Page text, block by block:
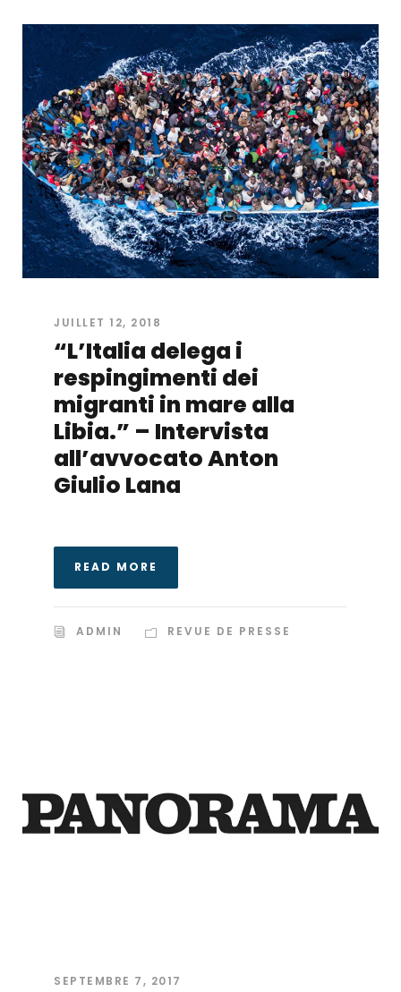
JUILLET 12, 2018
“L’Italia delega i
respingimenti dei
migranti in mare alla
Libia.” – Intervista
all’avvocato Anton
Giulio Lana
READ MORE
ADMIN REVUE DE PRESSE
SEPTEMBRE 7, 2017